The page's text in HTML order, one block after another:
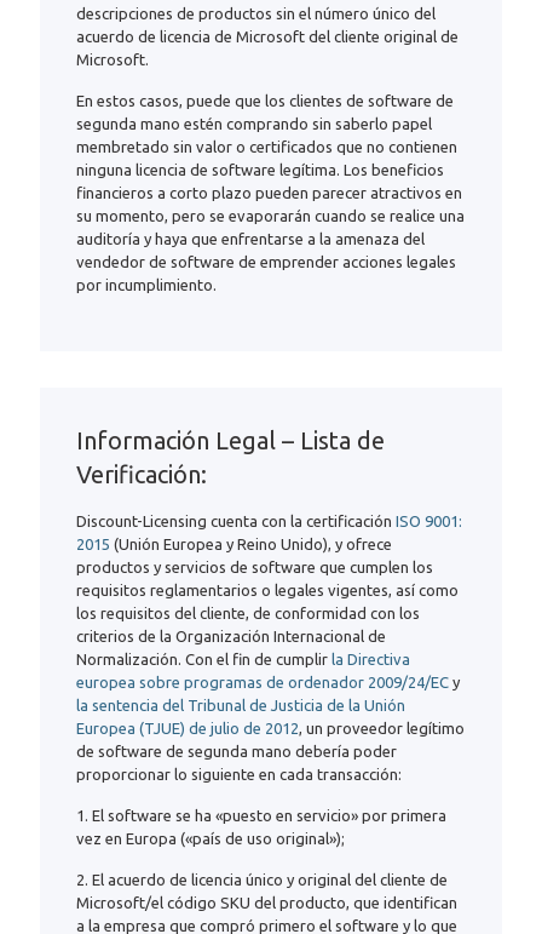
descripciones de productos sin el número único del
acuerdo de licencia de Microsoft del cliente original de
Microsoft.
En estos casos, puede que los clientes de software de
segunda mano estén comprando sin saberlo papel
membretado sin valor o certificados que no contienen
ninguna licencia de software legítima. Los beneficios
financieros a corto plazo pueden parecer atractivos en
su momento, pero se evaporarán cuando se realice una
auditoría y haya que enfrentarse a la amenaza del
vendedor de software de emprender acciones legales
por incumplimiento.
Información Legal – Lista de
Verificación:
Discount-Licensing cuenta con la certificación ISO 9001:
2015 (Unión Europea y Reino Unido), y ofrece
productos y servicios de software que cumplen los
requisitos reglamentarios o legales vigentes, así como
los requisitos del cliente, de conformidad con los
criterios de la Organización Internacional de
Normalización. Con el fin de cumplir la Directiva
europea sobre programas de ordenador 2009/24/EC y
la sentencia del Tribunal de Justicia de la Unión
Europea (TJUE) de julio de 2012, un proveedor legítimo
de software de segunda mano debería poder
proporcionar lo siguiente en cada transacción:
1. El software se ha «puesto en servicio» por primera
vez en Europa («país de uso original»);
2. El acuerdo de licencia único y original del cliente de
Microsoft/el código SKU del producto, que identifican
a la empresa que compró primero el software y lo que